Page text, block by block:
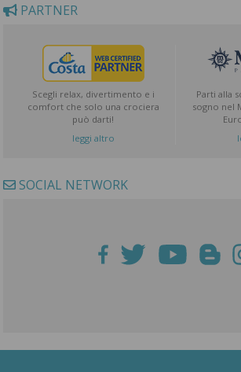
PARTNER
Scegli relax, divertimento e i
comfort che solo una crociera
può darti!
leggi altro
Parti alla
sogno nel
SOCIAL NETWORK